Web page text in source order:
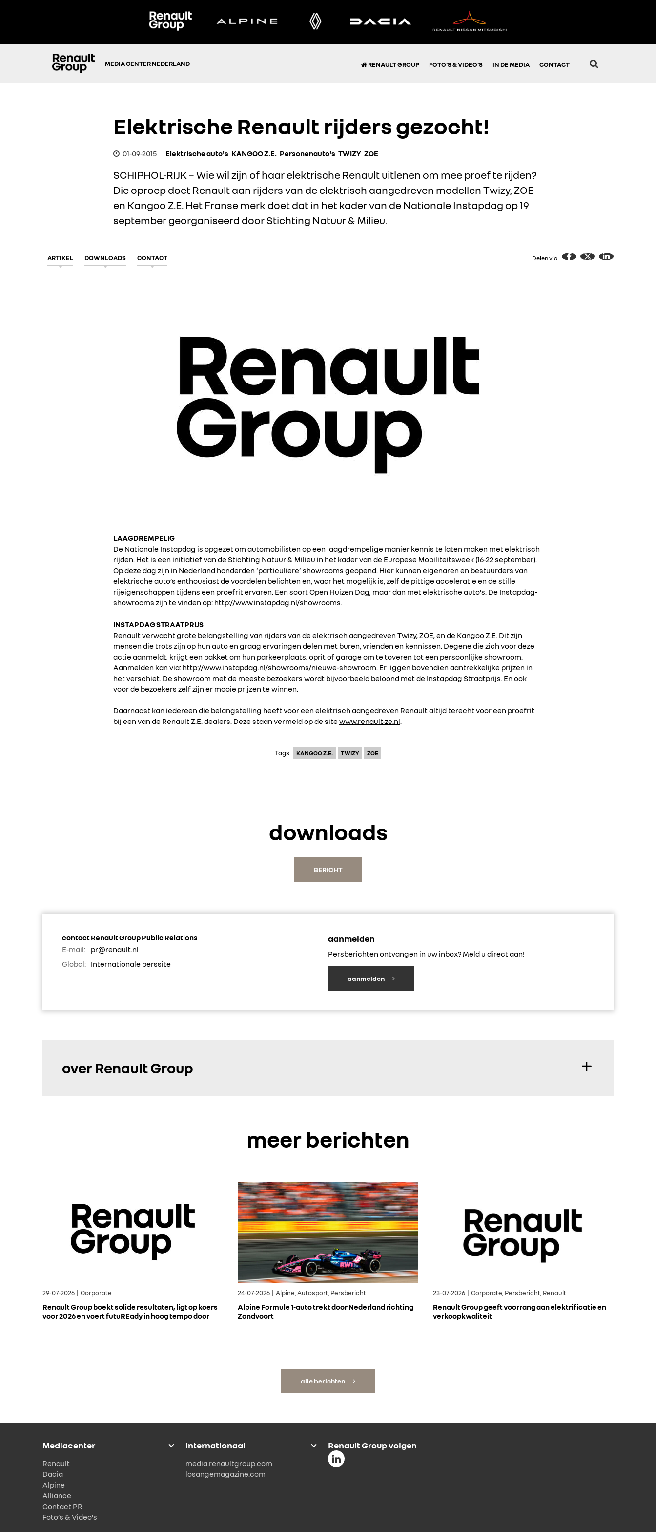
MEDIA CENTER NEDERLAND RENAULT GROUP FOTO’S & VIDEO’S IN DE MEDIA CONTACT
Elektrische Renault rijders gezocht!
01-09-2015 Elektrische auto's KANGOO Z.E. Personenauto's TWIZY ZOE
SCHIPHOL-RIJK – Wie wil zijn of haar elektrische Renault uitlenen om mee proef te rijden?
Die oproep doet Renault aan rijders van de elektrisch aangedreven modellen Twizy, ZOE
en Kangoo Z.E. Het Franse merk doet dat in het kader van de Nationale Instapdag op 19
september georganiseerd door Stichting Natuur & Milieu.
ARTIKEL DOWNLOADS CONTACT Delen via
LAAGDREMPELIG
De Nationale Instapdag is opgezet om automobilisten op een laagdrempelige manier kennis te laten maken met elektrisch
rijden. Het is een initiatief van de Stichting Natuur & Milieu in het kader van de Europese Mobiliteitsweek (16-22 september).
Op deze dag zijn in Nederland honderden ‘particuliere’ showrooms geopend. Hier kunnen eigenaren en bestuurders van
elektrische auto’s enthousiast de voordelen belichten en, waar het mogelijk is, zelf de pittige acceleratie en de stille
rijeigenschappen tijdens een proefrit ervaren. Een soort Open Huizen Dag, maar dan met elektrische auto’s. De Instapdag-
showrooms zijn te vinden op: http://www.instapdag.nl/showrooms.
INSTAPDAG STRAATPRIJS
Renault verwacht grote belangstelling van rijders van de elektrisch aangedreven Twizy, ZOE, en de Kangoo Z.E. Dit zijn
mensen die trots zijn op hun auto en graag ervaringen delen met buren, vrienden en kennissen. Degene die zich voor deze
actie aanmeldt, krijgt een pakket om hun parkeerplaats, oprit of garage om te toveren tot een persoonlijke showroom.
Aanmelden kan via: http://www.instapdag.nl/showrooms/nieuwe-showroom . Er liggen bovendien aantrekkelijke prijzen in
het verschiet. De showroom met de meeste bezoekers wordt bijvoorbeeld beloond met de Instapdag Straatprijs. En ook
voor de bezoekers zelf zijn er mooie prijzen te winnen.
Daarnaast kan iedereen die belangstelling heeft voor een elektrisch aangedreven Renault altijd terecht voor een proefrit
bij een van de Renault Z.E. dealers. Deze staan vermeld op de sitewww.renault-ze.nl.
Tags KANGOO Z.E. TWIZY ZOE
downloads
BERICHT
contact Renault Group Public Relations
E-mail:
pr@renault.nl
Global:
Internationale perssite
aanmelden
Persberichten ontvangen in uw inbox? Meld u direct aan!
aanmelden
over Renault Group
meer berichten
29-07-2026 | Corporate
Renault Group boekt solide resultaten, ligt op koers
voor 2026 en voert futuREady in hoog tempo door
24-07-2026 | Alpine, Autosport, Persbericht
Alpine Formule 1-auto trekt door Nederland richting
Zandvoort
23-07-2026 | Corporate, Persbericht, Renault
Renault Group geeft voorrang aan elektrificatie en
verkoopkwaliteit
alle berichten
Mediacenter
Renault
Dacia
Alpine
Alliance
Contact PR
Foto’s & Video’s
Internationaal
media.renaultgroup.com
losangemagazine.com
Renault Group volgen